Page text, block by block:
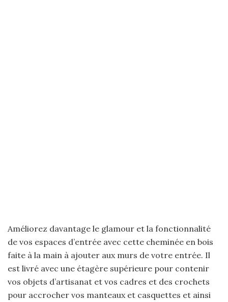
Améliorez davantage le glamour et la fonctionnalité
de vos espaces d’entrée avec cette cheminée en bois
faite à la main à ajouter aux murs de votre entrée. Il
est livré avec une étagère supérieure pour contenir
vos objets d’artisanat et vos cadres et des crochets
pour accrocher vos manteaux et casquettes et ainsi